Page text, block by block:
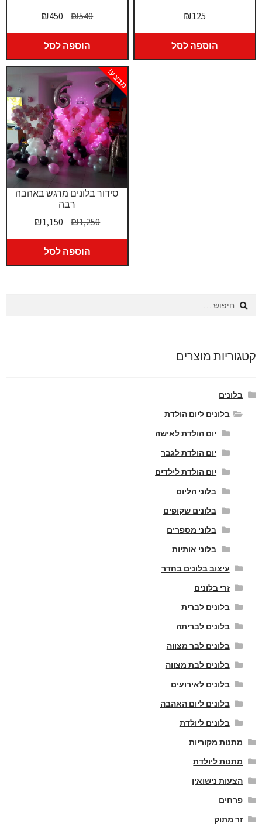
₪540
המחיר
המקורי
היה:
₪540.
₪450
המחיר
הנוכחי
₪450.
הוספה לסל
₪125
הוספה לסל
סידור בלונים מרגש באהבה
רבה
מבצע!
₪1,250
המחיר
המקורי
היה:
₪1,250.
₪1,150
המחיר
הנוכחי
₪1,150.
הוספה לסל
חיפוש:
קטגוריות מוצרים
בלונים
בלונים ליום הולדת
יום הולדת לאישה
יום הולדת לגבר
יום הולדת לילדים
בלוני הליום
בלונים שקופים
בלוני מספרים
בלוני אותיות
עיצוב בלונים בחדר
זרי בלונים
בלונים לברית
בלונים לבריתה
בלונים לבר מצווה
בלונים לבת מצווה
בלונים לאירועים
בלונים ליום האהבה
בלונים ליולדת
מתנות מקוריות
מתנות ליולדת
הצעות נישואין
פרחים
זר מתוק